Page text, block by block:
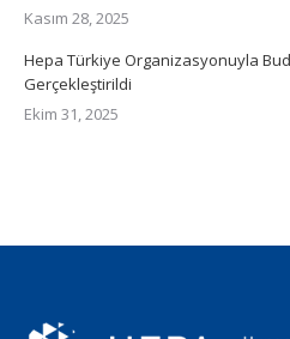
Kasım 28, 2025
Hepa Türkiye Organizasyonuyla
Gerçekleştirildi
Ekim 31, 2025